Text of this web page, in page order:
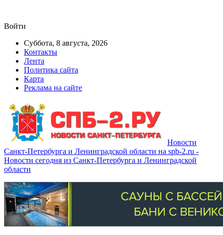
Войти
Суббота, 8 августа, 2026
Контакты
Лента
Политика сайта
Карта
Реклама на сайте
Новости
Санкт-Петербурга и Ленинградской области на spb-2.ru -
Новости сегодня из Санкт-Петербурга и Ленинградской
области